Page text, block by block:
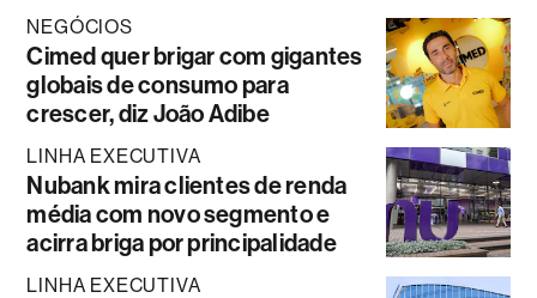
NEGÓCIOS
Cimed quer brigar com gigantes
globais de consumo para
crescer, diz João Adibe
LINHA EXECUTIVA
Nubank mira clientes de renda
média com novo segmento e
acirra briga por principalidade
LINHA EXECUTIVA